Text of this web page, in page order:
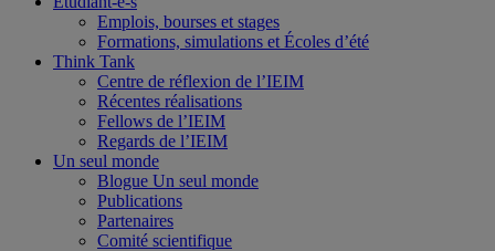
Emplois, bourses et stages
Formations, simulations et Écoles d’été
Think Tank
Centre de réflexion de l’IEIM
Récentes réalisations
Fellows de l’IEIM
Regards de l’IEIM
Un seul monde
Blogue Un seul monde
Publications
Partenaires
Comité scientifique